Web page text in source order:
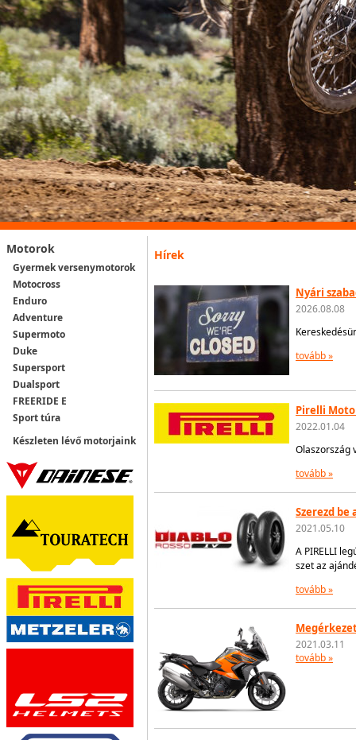
Motorok
Gyermek versenymotorok
Motocross
Enduro
Adventure
Supermoto
Duke
Supersport
Dualsport
FREERIDE E
Sport túra
Készleten lévő motorjaink
Hírek
Nyári
2026.08.08
tovább »
Pirelli
2022.01.04
Olaszország
tovább »
Szerezd
2021.05.10
A PIRELLI
szet az
tovább »
2021.03.11
tovább »